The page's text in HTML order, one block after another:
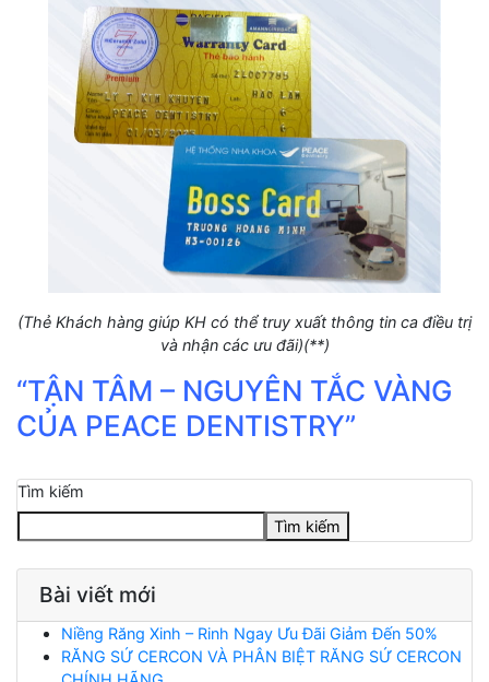
(Thẻ Khách hàng giúp KH có thể truy xuất thông tin ca điều trị
và nhận các ưu đãi)(**)
“TẬN TÂM – NGUYÊN TẮC VÀNG
CỦA PEACE DENTISTRY”
Tìm kiếm
Tìm kiếm
Bài viết mới
Niềng Răng Xinh – Rinh Ngay Ưu Đãi Giảm Đến 50%
RĂNG SỨ CERCON VÀ PHÂN BIỆT RĂNG SỨ CERCON